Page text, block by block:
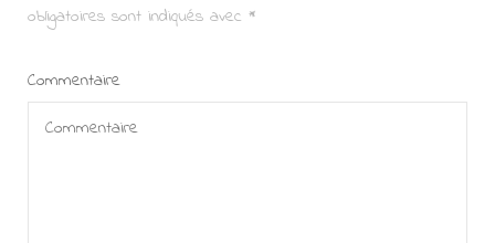
obligatoires sont indiqués avec *
Commentaire